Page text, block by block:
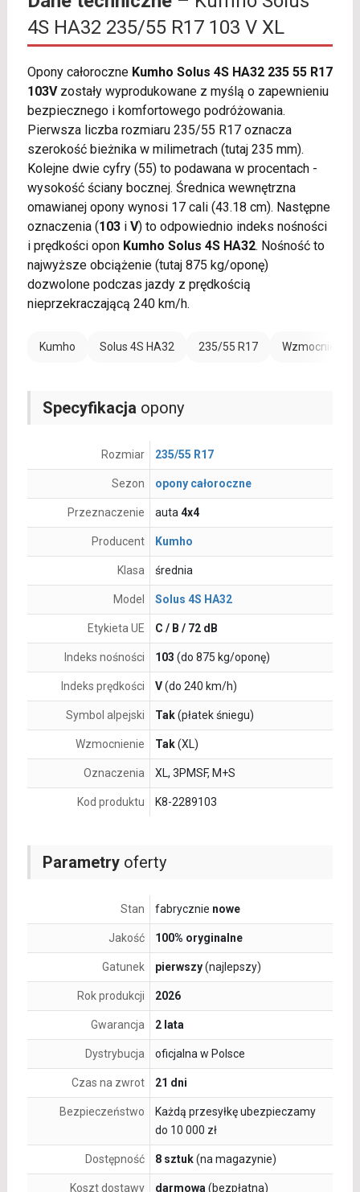
4S HA32 235/55 R17 103 V XL
Opony całoroczne Kumho Solus 4S HA32 235 55 R17
103Vzostały wyprodukowane z myślą o zapewnieniu
bezpiecznego i komfortowego podróżowania.
Pierwsza liczba rozmiaru 235/55 R17 oznacza
szerokość bieżnika w milimetrach (tutaj 235 mm).
Kolejne dwie cyfry (55) to podawana w procentach -
wysokość ściany bocznej. Średnica wewnętrzna
omawianej opony wynosi 17 cali (43.18 cm). Następne
oznaczenia (103i V) to odpowiednio indeks nośności
i prędkości opon Kumho Solus 4S HA32. Nośność to
najwyższe obciążenie (tutaj 875 kg/oponę)
dozwolone podczas jazdy z prędkością
nieprzekraczającą 240 km/h.
Kumho Solus 4S HA32 235/55 R17 Wzmocnienie
Parametryoferty
Stan fabrycznie nowe
Jakość 100% oryginalne
Gatunek pierwszy(najlepszy)
Rok produkcji 2026
Gwarancja 2 lata
Dystrybucja oficjalna w Polsce
Czas na zwrot 21 dni
Bezpieczeństwo
Każdą przesyłkę ubezpieczamy
do 10 000 zł
Dostępność 8 sztuk(na magazynie)
Koszt dostawy darmowa (bezpłatna)
Specyfikacja opony
Rozmiar 235/55 R17
Sezon opony całoroczne
Przeznaczenie auta 4x4
Producent Kumho
Klasa średnia
Model Solus 4S HA32
Etykieta UE C / B / 72 dB
Indeks nośności 103 (do 875 kg/oponę)
Indeks prędkości V(do 240 km/h)
Symbol alpejski Tak(płatek śniegu)
Wzmocnienie Tak(XL)
Oznaczenia XL, 3PMSF, M+S
Kod produktu K8-2289103